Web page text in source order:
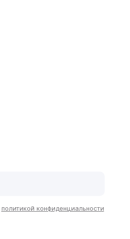
политикой конфиденциальности